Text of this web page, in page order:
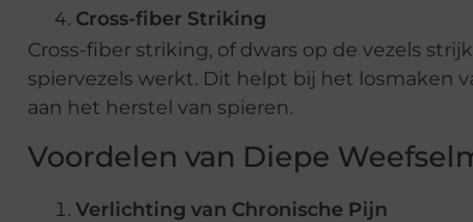
Cross-fiber Striking
Cross-fiber striking, of dwars op de vezels
spiervezels werkt. Dit helpt bij het losmaken
aan het herstel van spieren.
Voordelen van Diepe
Verlichting van Chronische Pijn